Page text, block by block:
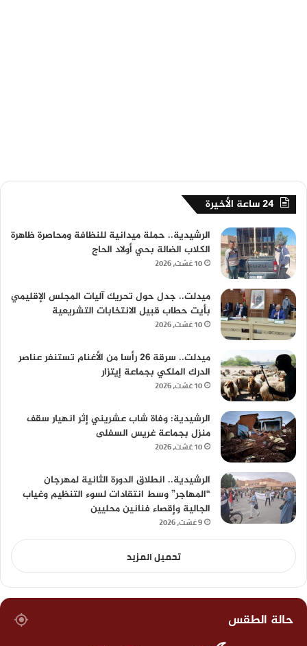
24 ساعة الأخيرة
الرشيدية.. حملة ميدانية للنظافة ومحاصرة ظاهرة
الكلاب الضالة بحي أولاد الحاج
10 غشت، 2026
ميدلت.. جدل حول تحريك آليات المجلس الإقليمي
بأيت حطاب قبيل الانتخابات التشريعية
10 غشت، 2026
ميدلت.. سرقة 26 رأسا من الأغنام تستنفر عناصر
الدرك الملكي بجماعة إيتزار
10 غشت، 2026
الرشيدية: وفاة شاب عشريني إثر انهيار سقف
منزل بجماعة غريس السفلى
10 غشت، 2026
الرشيدية.. انطلاق الدورة الثانية لمهرجان
“المهاجر” وسط انتقادات لسوء التنظيم وغياب
الجالية وإقصاء فنانين محليين
9 غشت، 2026
تحميل المزيد
حالة الطقس